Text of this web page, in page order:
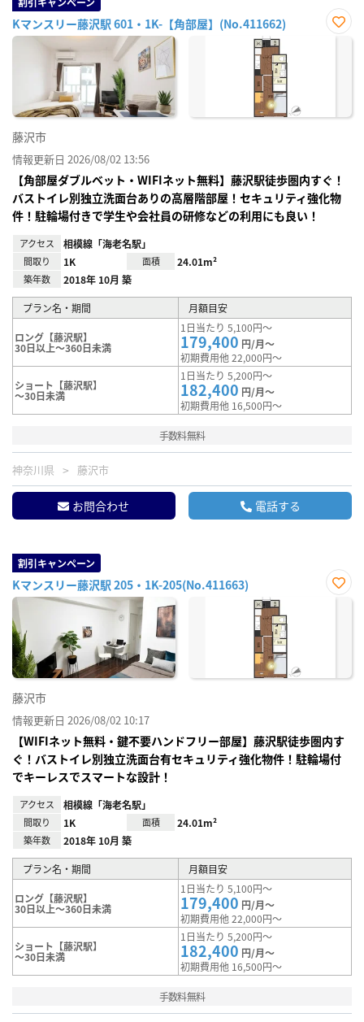
Kマンスリー藤沢駅 601・1K-【角部屋】(No.411662)
お気
藤沢市
情報更新日 2026/08/02 13:56
【角部屋ダブルベット・WIFIネット無料】藤沢駅徒歩圏内すぐ！
バストイレ別独立洗面台ありの高層階部屋！セキュリティ強化物
件！駐輪場付きで学生や会社員の研修などの利用にも良い！
アクセス 相模線「海老名駅」
間取り 1K 面積 24.01m²
築年数 2018年 10月 築
プラン名・期間 月額目安
ロング【藤沢駅】
30日以上～360日未満
1日当たり 5,100円～
179,400 円/月～
初期費用他 22,000円～
ショート【藤沢駅】
～30日未満
1日当たり 5,200円～
182,400 円/月～
初期費用他 16,500円～
手数料無料
神奈川県 藤沢市
お問合わせ 電話する
割引キャンペーン
Kマンスリー藤沢駅 205・1K-205(No.411663)
お気
藤沢市
情報更新日 2026/08/02 10:17
【WIFIネット無料・鍵不要ハンドフリー部屋】藤沢駅徒歩圏内す
ぐ！バストイレ別独立洗面台有セキュリティ強化物件！駐輪場付
でキーレスでスマートな設計！
アクセス 相模線「海老名駅」
間取り 1K 面積 24.01m²
築年数 2018年 10月 築
プラン名・期間 月額目安
ロング【藤沢駅】
30日以上～360日未満
1日当たり 5,100円～
179,400 円/月～
初期費用他 22,000円～
ショート【藤沢駅】
～30日未満
1日当たり 5,200円～
182,400 円/月～
初期費用他 16,500円～
手数料無料